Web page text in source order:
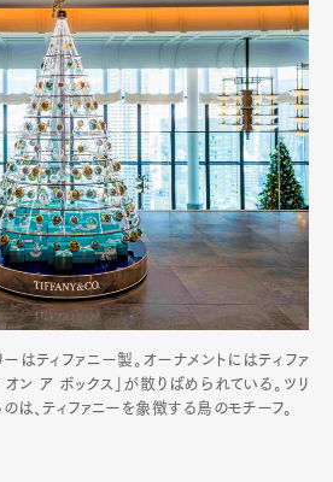
はティファニー製。オーナメントにはティファ
ン ア ボックス」が散りばめられている。ツリ
は、ティファニーを象徴する鳥のモチーフ。